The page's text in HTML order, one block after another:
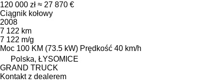
120 000 zł ≈ 27 870 €
Ciągnik kołowy
2008
7 122 km
7 122 m/g
Moc 100 KM (73.5 kW) Prędkość 40 km/h
Polska, ŁYSOMICE
GRAND TRUCK
Kontakt z dealerem